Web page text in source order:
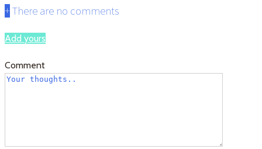
+There are no comments
Add yours
Comment